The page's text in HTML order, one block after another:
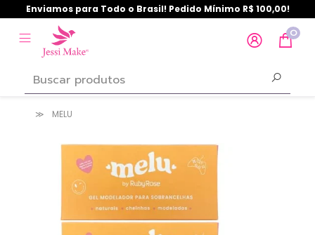
Enviamos para Todo o Brasil! Pedido Mínimo R$ 100,00!
0
MELU